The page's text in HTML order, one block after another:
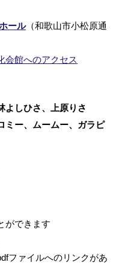
ール（和歌山市小松原通
会館へのアクセス
よしひさ、上原りさ
ミー、ムームー、ガラピ
ができます
ファイルへのリンクがあ